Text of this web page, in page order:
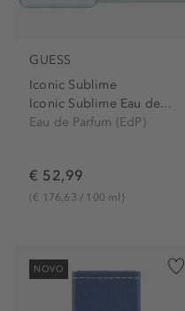
GUESS
Iconic Sublime
Iconic Sublime Eau de...
Eau de Parfum (EdP)
€ 52,99
(€ 176,63 / 100 ml)
NOVO